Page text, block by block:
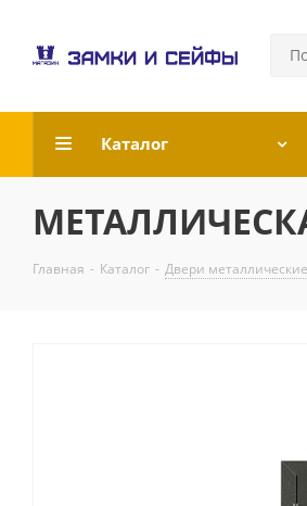
Каталог
Главная - Каталог - Двери металлические